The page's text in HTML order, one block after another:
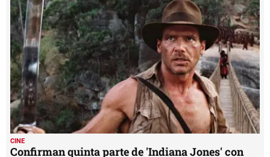
Confirman quinta parte de 'Indiana Jones' con
Harrison Ford